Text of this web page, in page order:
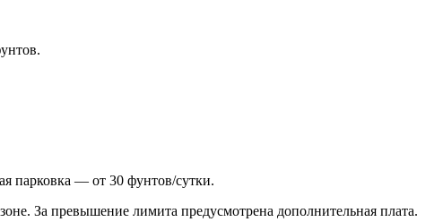
парковка — от 30 фунтов/сутки.
За превышение лимита предусмотрена дополнительная плата.